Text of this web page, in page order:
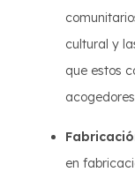
cultural y
que estos
en